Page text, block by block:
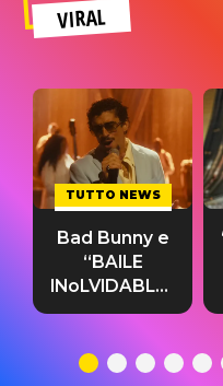
VIRAL
TUTTO NEWS
Bad Bunny e
“BAILE
INoLVIDABLE”:
testo,
significato